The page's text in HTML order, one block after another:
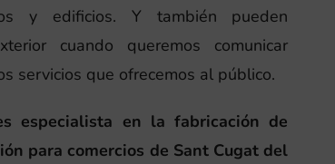
y edificios. Y también pueden
cuando queremos comunicar
servicios que ofrecemos al público.
especialista en la fabricación de
para comercios de Sant Cugat del